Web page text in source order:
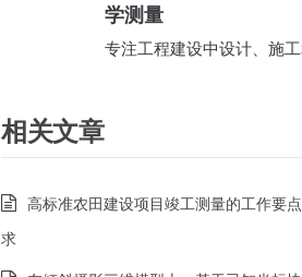
学测量
专注工程建设中设计、施
相关文章
高标准农田建设项目竣工测量的工作要
求